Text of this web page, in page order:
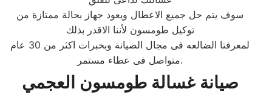
سوف يتم حل جميع الاعطال ويعود جهاز بحالة ممتازة من
توكيل طومسون لأننا الاقدر بذلك
لمعرفتا الضالعه فى مجال الصيانة وبخبرات اكثر من 30 عام
متواصل فى عطاء مستمر.
صيانة غسالةطومسون العجمي